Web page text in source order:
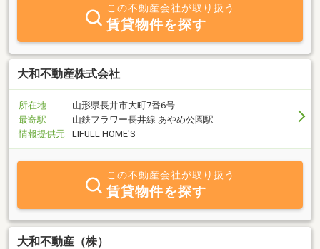
ナーとして皆様のお役に立ちたいと頑張っております。不動産のこ
となら何でも当店にご相談ください。
この不動産会社が取り扱う
賃貸物件を探す
大和不動産株式会社
所在地
山形県長井市大町7番6号
最寄駅
山鉄フラワー長井線 あやめ公園駅
情報提供元
LIFULL HOME'S
この不動産会社が取り扱う
賃貸物件を探す
大和不動産（株）